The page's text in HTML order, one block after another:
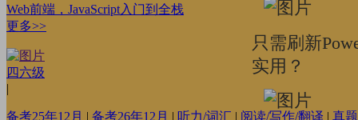
Web前端，JavaScript入门到全栈
更多>>
四六级
|
备考25年12月 | 备考26年12月 | 听力/词汇 | 阅读/写作/翻译 | 真
只需刷新
实用？